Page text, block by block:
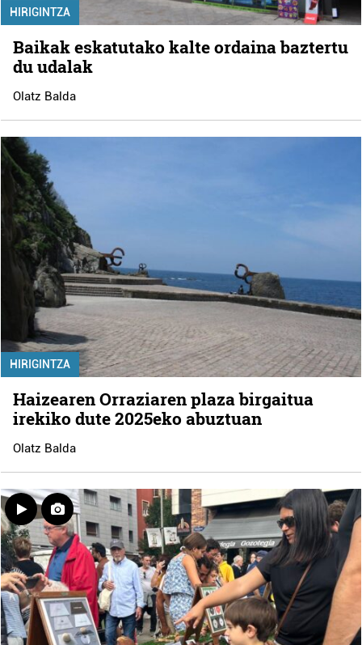
HIRIGINTZA
Baikak eskatutako kalte ordaina baztertu
du udalak
Olatz Balda
HIRIGINTZA
Haizearen Orraziaren plaza birgaitua
irekiko dute 2025eko abuztuan
Olatz Balda